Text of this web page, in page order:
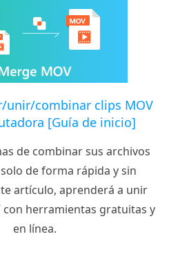
unir/combinar clips MOV
[Guía de inicio]
de combinar sus archivos
de forma rápida y sin
artículo, aprenderá a unir
con herramientas gratuitas y
en línea.